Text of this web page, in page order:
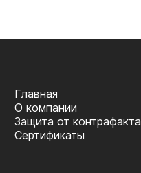
Главная
О компании
Защита от контрафакта
Сертификаты